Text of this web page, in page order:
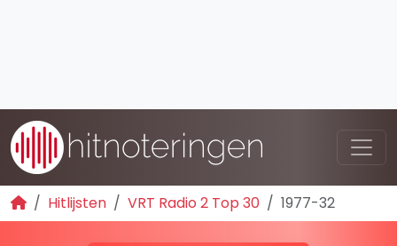
Hitlijsten VRT Radio 2 Top 30 1977-32